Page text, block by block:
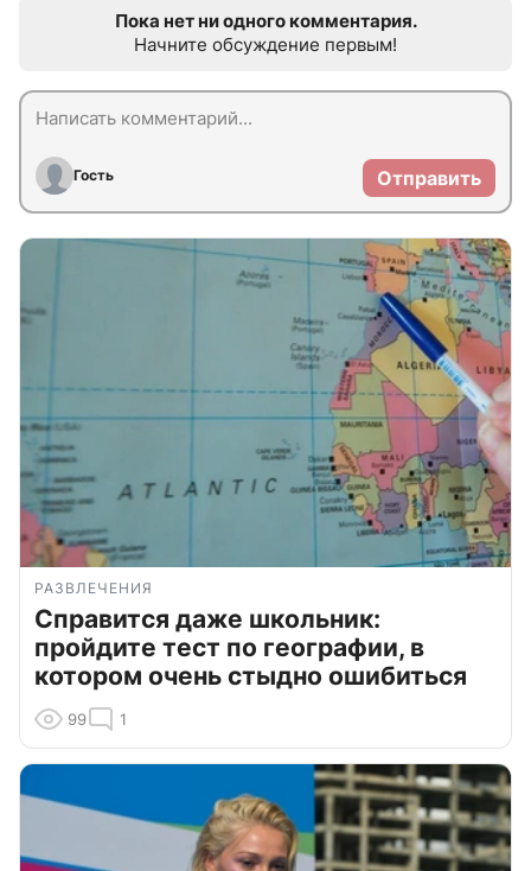
Пока нет ни одного комментария.
Начните обсуждение первым!
Гость Отправить
РАЗВЛЕЧЕНИЯ
Справится даже школьник:
пройдите тест по географии, в
котором очень стыдно ошибиться
99 1